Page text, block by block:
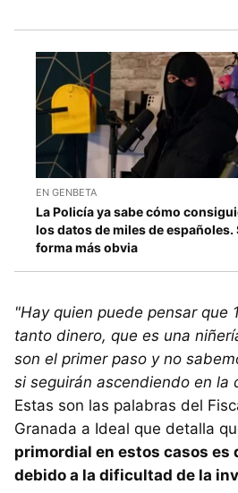
EN GENBETA
La Policía ya sabe cómo
los datos de miles de
forma más obvia
"Hay quien puede pensar que
tanto dinero, que es una
son el primer paso y no
si seguirán ascendiendo en la
Estas son las palabras del
Granada a Ideal que detalla
primordial en estos casos es
debido a la dificultad de la